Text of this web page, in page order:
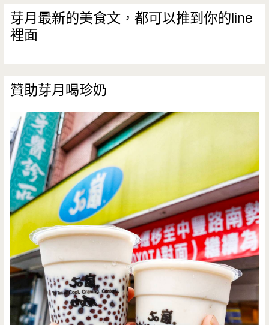
吃
哦！！
芽月最新的美食文，都可以推到你的line
裡面
贊助芽月喝珍奶